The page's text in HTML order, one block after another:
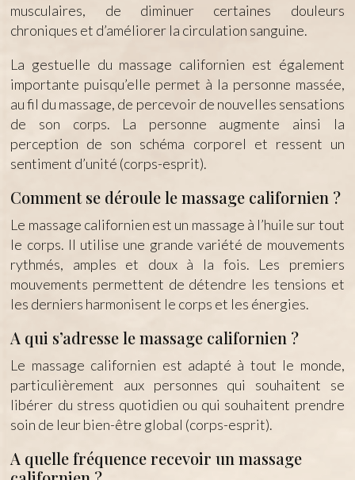
musculaires, de diminuer certaines douleurs
chroniques et d’améliorer la circulation sanguine.
La gestuelle du massage californien est également
importante puisqu’elle permet à la personne massée,
au fil du massage, de percevoir de nouvelles sensations
de son corps. La personne augmente ainsi la
perception de son schéma corporel et ressent un
sentiment d’unité (corps-esprit).
Comment se déroule le massage californien ?
Le massage californien est un massage à l’huile sur tout
le corps. Il utilise une grande variété de mouvements
rythmés, amples et doux à la fois. Les premiers
mouvements permettent de détendre les tensions et
les derniers harmonisent le corps et les énergies.
A qui s’adresse le massage californien ?
Le massage californien est adapté à tout le monde,
particulièrement aux personnes qui souhaitent se
libérer du stress quotidien ou qui souhaitent prendre
soin de leur bien-être global (corps-esprit).
A quelle fréquence recevoir un massage